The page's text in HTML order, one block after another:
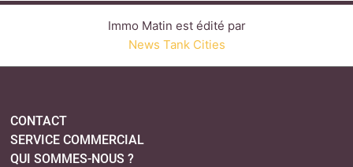
Immo Matin est édité par
News Tank Cities
CONTACT
SERVICE COMMERCIAL
QUI SOMMES-NOUS ?